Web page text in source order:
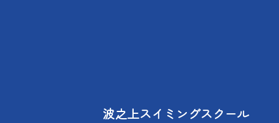
波之上スイミングスクール